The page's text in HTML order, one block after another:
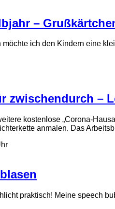
–
möchte ich den Kindern eine
zwischendurch –
kostenlose „Corona-
anmalen. Das
praktisch! Meine